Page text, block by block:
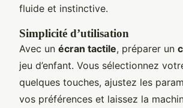
fluide et instinctive.
Simplicité d’utilisation
Avec un écran tactile, préparer un
jeu d’enfant. Vous sélectionnez
quelques touches, ajustez les
vos préférences et laissez la